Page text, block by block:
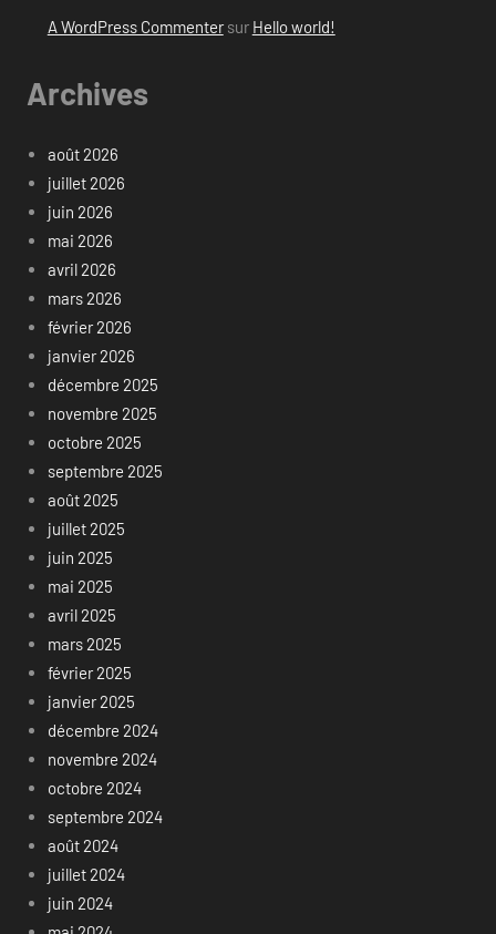
A WordPress Commentersur Hello world!
Archives
août 2026
juillet 2026
juin 2026
mai 2026
avril 2026
mars 2026
février 2026
janvier 2026
décembre 2025
novembre 2025
octobre 2025
septembre 2025
août 2025
juillet 2025
juin 2025
mai 2025
avril 2025
mars 2025
février 2025
janvier 2025
décembre 2024
novembre 2024
octobre 2024
septembre 2024
août 2024
juillet 2024
juin 2024